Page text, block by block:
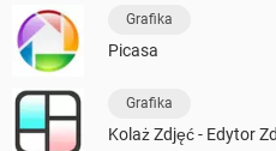
Grafika
Picasa
Grafika
Kolaż Zdjęć - Edytor